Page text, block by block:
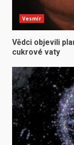
Vesmír
Vědci objevili
cukrové vaty